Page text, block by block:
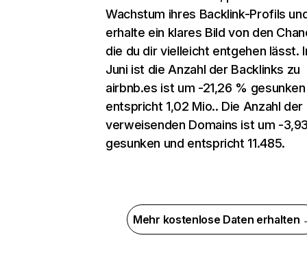
Wachstum ihres Backlink-Profils
erhalte ein klares Bild von den
die du dir vielleicht entgehen lässt.
Juni ist die Anzahl der Backlinks zu
airbnb.es ist um -21,26 %
entspricht 1,02 Mio.. Die Anzahl der
verweisenden Domains ist um -
gesunken und entspricht 11.485.
Mehr kostenlose Daten erhalten